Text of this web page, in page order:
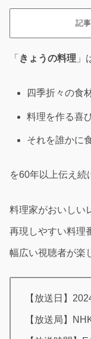
記
「 きょうの料理 」
四季折々の食
料理を作る喜
それを誰かに
を60年以上伝え続
料理家がおいしい
再現しやすい料理
幅広い視聴者が楽
【放送日】
【放送局】